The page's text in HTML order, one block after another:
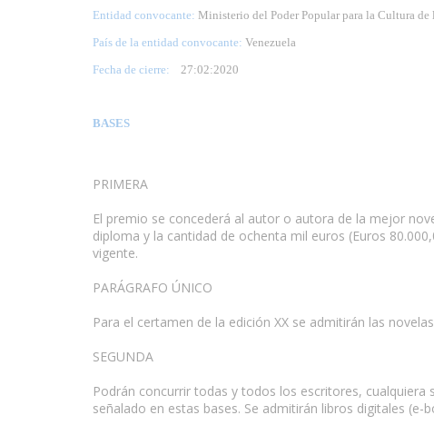
Entidad convocante: Ministerio del Poder Popular para la Cultura
País de la entidad convocante: Venezuela
Fecha de cierre: 27:02:2020
BASES
PRIMERA
El premio se concederá al autor o autora de la mejor
diploma y la cantidad de ochenta mil euros (Euros
vigente.
PARÁGRAFO ÚNICO
Para el certamen de la edición XX se admitirán las
SEGUNDA
Podrán concurrir todas y todos los escritores,
señalado en estas bases. Se admitirán libros digitales (e-